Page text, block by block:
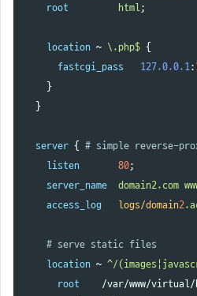
root
html ;
location ~ \.php$ {
fastcgi_pass
127.0.0.1 :
}
}
server {
# simple reverse-
listen
80;
server_name
domain2.com
access_log
logs/domain2
# serve static files
location ~ ^/
root
/var/www/virtual/